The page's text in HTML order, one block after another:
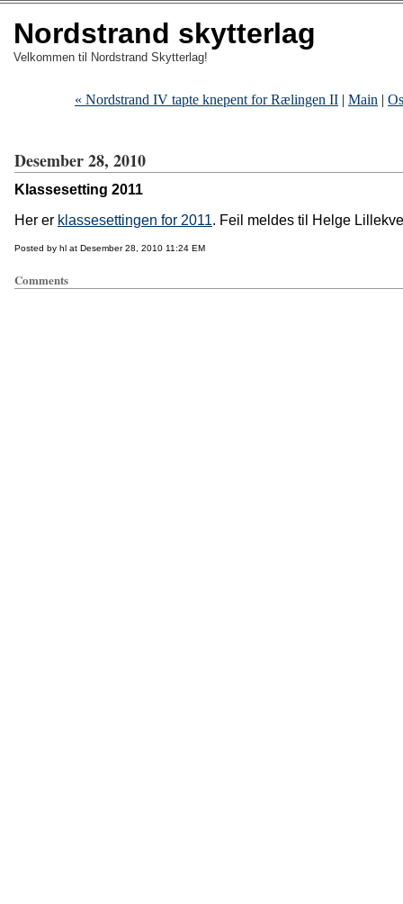
Nordstrand skytterlag
Velkommen til Nordstrand Skytterlag!
« Nordstrand IV tapte knepent for Rælingen II | Main |
Desember 28, 2010
Klassesetting 2011
Her er klassesettingen for 2011. Feil meldes til Helge
Posted by hl at Desember 28, 2010 11:24 EM
Comments